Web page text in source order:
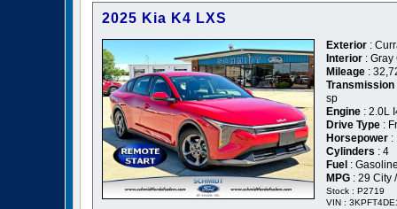
2025 Kia K4 LXS
Exterior :
Interior : Gray
Mileage :
Transmission
sp
Engine : 2.0L
Drive Type :
Horsepower :
Cylinders : 4
Fuel :
MPG : 29 City
Stock : P2719
VIN :